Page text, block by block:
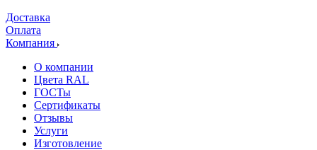
Доставка
Оплата
Компания
О компании
Цвета RAL
ГОСТы
Сертификаты
Отзывы
Услуги
Изготовление